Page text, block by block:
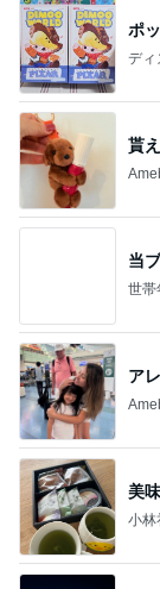
ポ
デ
貰
当
世
ア
美
小林